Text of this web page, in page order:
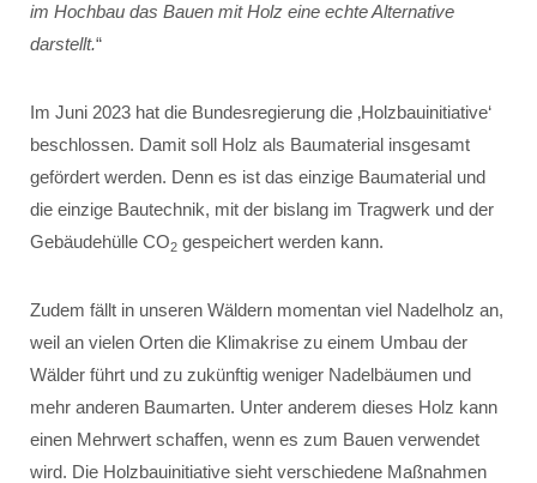
im Hochbau das Bauen mit Holz eine echte Alternative
darstellt.“
Im Juni 2023 hat die Bundesregierung die ‚Holzbauinitiative‘
beschlossen. Damit soll Holz als Baumaterial insgesamt
gefördert werden. Denn es ist das einzige Baumaterial und
die einzige Bautechnik, mit der bislang im Tragwerk und der
Gebäudehülle CO2 gespeichert werden kann.
Zudem fällt in unseren Wäldern momentan viel Nadelholz an,
weil an vielen Orten die Klimakrise zu einem Umbau der
Wälder führt und zu zukünftig weniger Nadelbäumen und
mehr anderen Baumarten. Unter anderem dieses Holz kann
einen Mehrwert schaffen, wenn es zum Bauen verwendet
wird. Die Holzbauinitiative sieht verschiedene Maßnahmen